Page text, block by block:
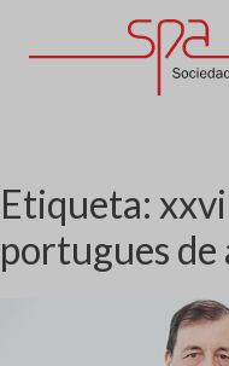
Etiqueta:
portugues